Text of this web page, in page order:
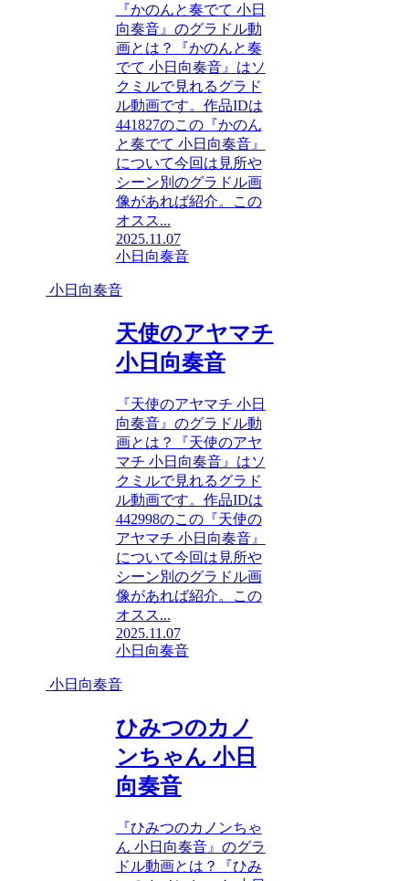
『かのんと奏でて 小日
向奏音』のグラドル動
画とは？『かのんと奏
でて 小日向奏音』はソ
クミルで見れるグラド
ル動画です。作品IDは
441827のこの『かのん
と奏でて 小日向奏音』
について今回は見所や
シーン別のグラドル画
像があれば紹介。この
オスス...
2025.11.07
小日向奏音
小日向奏音
天使のアヤマチ
小日向奏音
『天使のアヤマチ 小日
向奏音』のグラドル動
画とは？『天使のアヤ
マチ 小日向奏音』はソ
クミルで見れるグラド
ル動画です。作品IDは
442998のこの『天使の
アヤマチ 小日向奏音』
について今回は見所や
シーン別のグラドル画
像があれば紹介。この
オスス...
2025.11.07
小日向奏音
小日向奏音
ひみつのカノ
ンちゃん 小日
向奏音
『ひみつのカノンちゃ
ん 小日向奏音』のグラ
ドル動画とは？『ひみ